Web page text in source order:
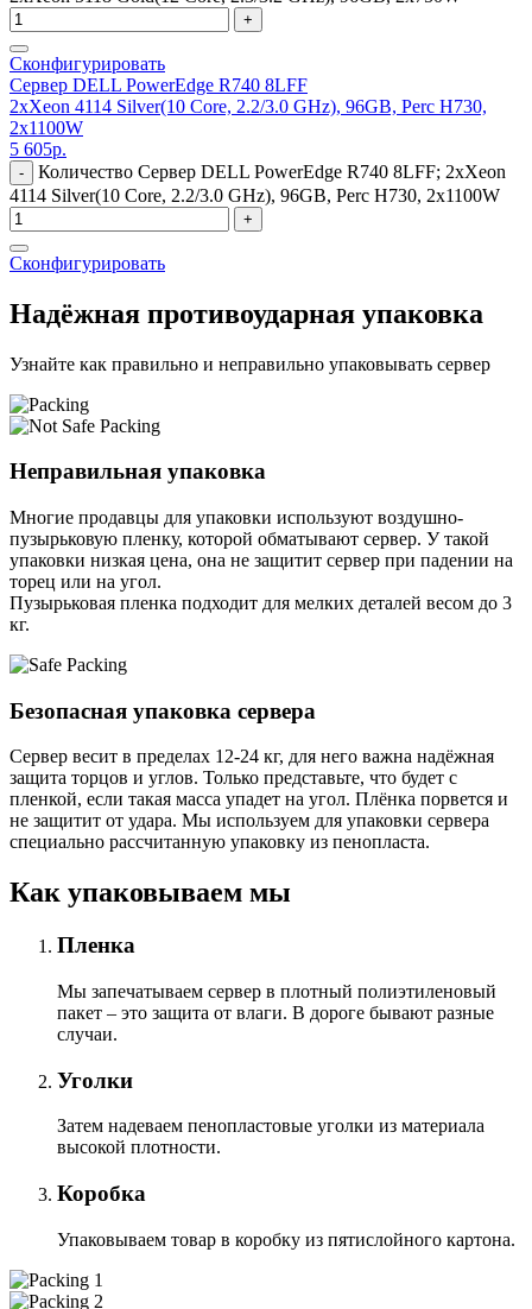
+
Сконфигурировать
Сервер DELL PowerEdge R740 8LFF
2xXeon 4114 Silver(10 Core, 2.2/3.0 GHz), 96GB, Perc H730,
2x1100W
5 605р.
-
Количество Сервер DELL PowerEdge R740 8LFF; 2xXeon
4114 Silver(10 Core, 2.2/3.0 GHz), 96GB, Perc H730, 2x1100W
+
Сконфигурировать
Надёжная противоударная упаковка
Узнайте как правильно и неправильно упаковывать сервер
Неправильная упаковка
Многие продавцы для упаковки используют воздушно-
пузырьковую пленку, которой обматывают сервер. У такой
упаковки низкая цена, она не защитит сервер при падении на
торец или на угол.
Пузырьковая пленка подходит для мелких деталей весом до 3
кг.
Безопасная упаковка сервера
Сервер весит в пределах 12-24 кг, для него важна надёжная
защита торцов и углов. Только представьте, что будет с
пленкой, если такая масса упадет на угол. Плёнка порвется и
не защитит от удара. Мы используем для упаковки сервера
специально расcчитанную упаковку из пенопласта.
Как упаковываем мы
Пленка
Мы запечатываем сервер в плотный полиэтиленовый
пакет – это защита от влаги. В дороге бывают разные
случаи.
Уголки
Затем надеваем пенопластовые уголки из материала
высокой плотности.
Коробка
Упаковываем товар в коробку из пятислойного картона.